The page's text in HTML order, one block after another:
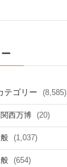
テゴリー (8,585)
西万博 (20)
(1,037)
(654)